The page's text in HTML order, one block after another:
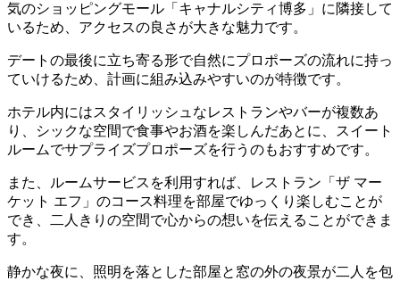
気のショッピングモール「キャナルシティ博多」に隣接して
いるため、アクセスの良さが大きな魅力です。
デートの最後に立ち寄る形で自然にプロポーズの流れに持っ
ていけるため、計画に組み込みやすいのが特徴です。
ホテル内にはスタイリッシュなレストランやバーが複数あ
り、シックな空間で食事やお酒を楽しんだあとに、スイート
ルームでサプライズプロポーズを行うのもおすすめです。
また、ルームサービスを利用すれば、レストラン「ザ マー
ケット エフ」のコース料理を部屋でゆっくり楽しむことが
でき、二人きりの空間で心からの想いを伝えることができま
す。
静かな夜に、照明を落とした部屋と窓の外の夜景が二人を包